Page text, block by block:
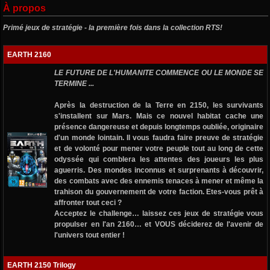
À propos
Primé jeux de stratégie - la première fois dans la collection RTS!
EARTH 2160
LE FUTURE DE L'HUMANITE COMMENCE OU LE MONDE SE
TERMINE ...
Après la destruction de la Terre en 2150, les survivants
s'installent sur Mars. Mais ce nouvel habitat cache une
présence dangereuse et depuis longtemps oubliée, originaire
d'un monde lointain. Il vous faudra faire preuve de stratégie
et de volonté pour mener votre peuple tout au long de cette
odyssée qui comblera les attentes des joueurs les plus
aguerris. Des mondes inconnus et surprenants à découvrir,
des combats avec des ennemis tenaces à mener et même la
trahison du gouvernement de votre faction. Etes-vous prêt à
affronter tout ceci ?
Acceptez le challenge… laissez ces jeux de stratégie vous
propulser en l'an 2160… et VOUS déciderez de l'avenir de
l'univers tout entier !
EARTH 2150 Trilogy